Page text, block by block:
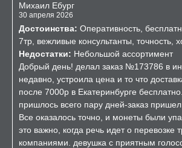
Михаил Ебург
30 апреля 2026
Достоинства: Оперативность,
7тр, вежливые консультанты, точность,
Недостатки: Небольшой ассортимент
Добрый день! делал заказ №173786 в
недавно, устроила цена и то что
после 7000р в Екатеринбурге
пришлось всего пару дней-заказ
Все оказалось точно, и монеты были
это важно, когда речь идет о перевозке
компаниями. девушка с приятным